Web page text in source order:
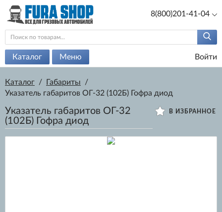
8(800)201-41-04
Каталог Меню Войти
Каталог / Габариты
/
Указатель габаритов ОГ-32 (102Б) Гофра диод
В ИЗБРАННОЕ
Указатель габаритов ОГ-32
(102Б) Гофра диод